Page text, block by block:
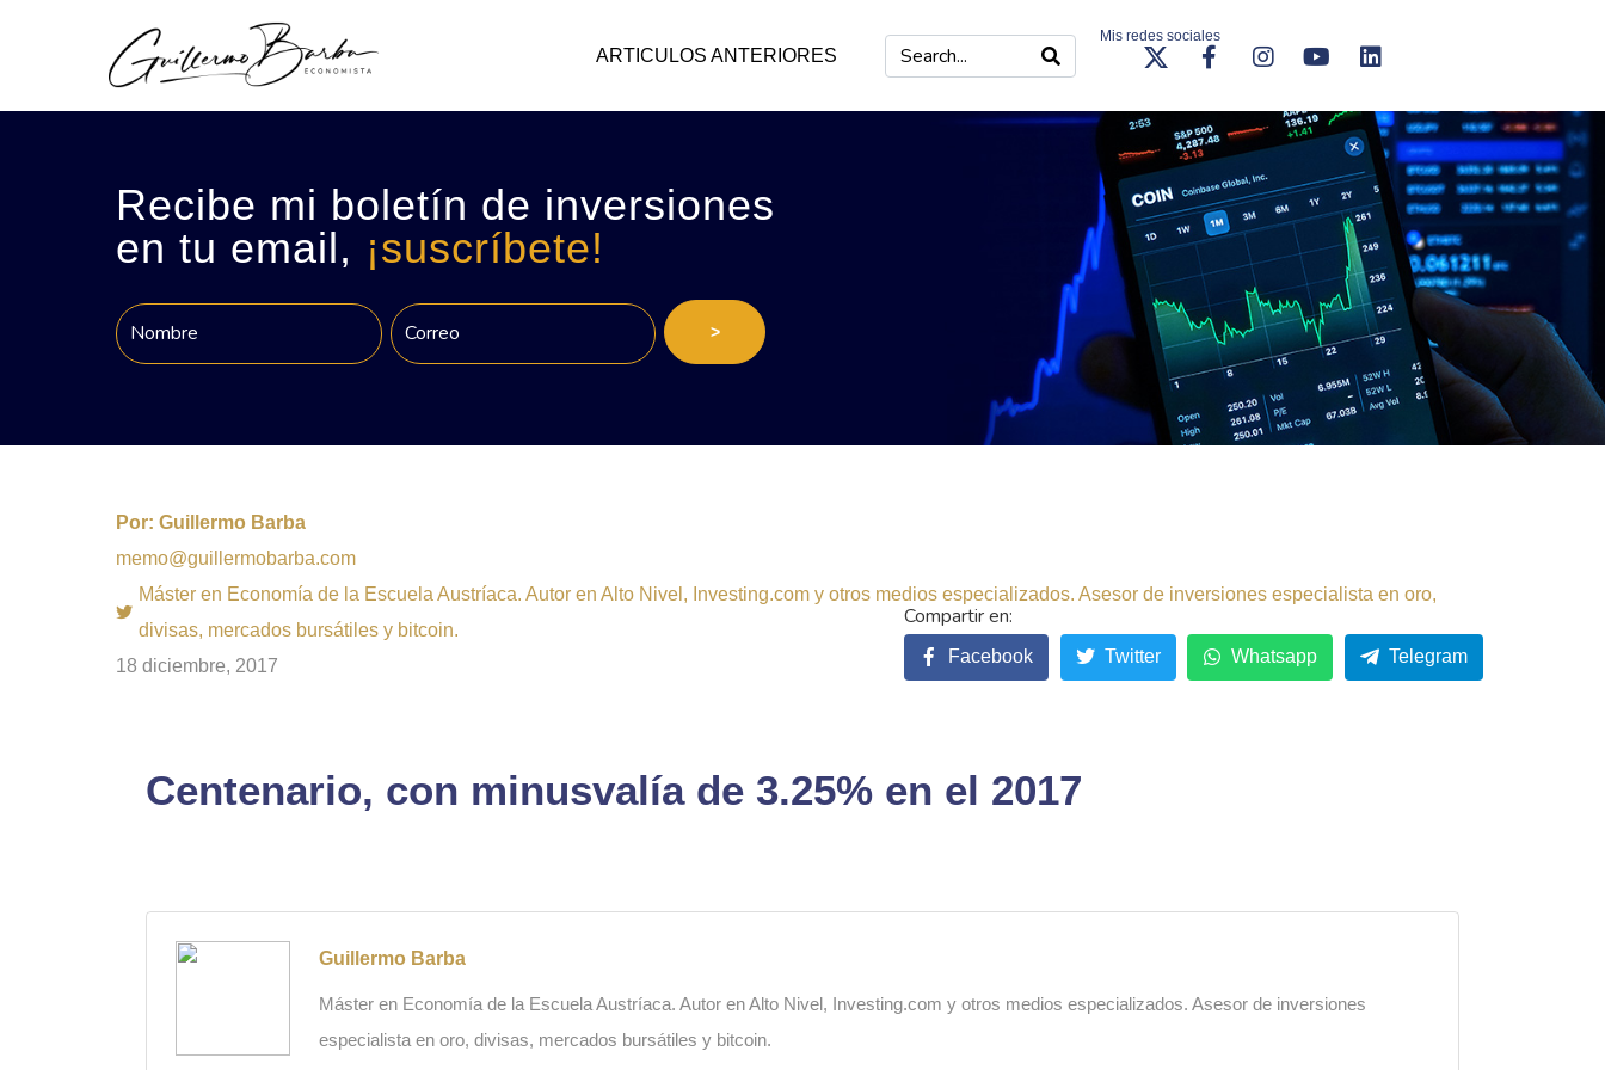
ARTICULOS ANTERIORES
Mis redes sociales
Recibe mi boletín de inversiones
en tu email, ¡suscríbete!
>
Por: Guillermo Barba
memo@guillermobarba.com
Máster en Economía de la Escuela Austríaca. Autor en Alto Nivel, Investing.com y otros medios especializados. Asesor de inversiones especialista en oro,
divisas, mercados bursátiles y bitcoin.
18 diciembre, 2017
Centenario, con minusvalía de 3.25% en el 2017
Facebook Twitter Whatsapp Telegram
Guillermo Barba
Máster en Economía de la Escuela Austríaca. Autor en Alto Nivel, Investing.com y otros medios especializados. Asesor de inversiones
especialista en oro, divisas, mercados bursátiles y bitcoin.